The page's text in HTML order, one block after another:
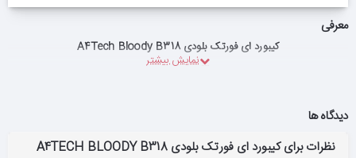
معرفی
کیبورد ای فورتک بلودی A4Tech Bloody B318
دیدگاه ها
نظرات برای کیبورد ای فورتک بلودی A4TECH BLOODY B318